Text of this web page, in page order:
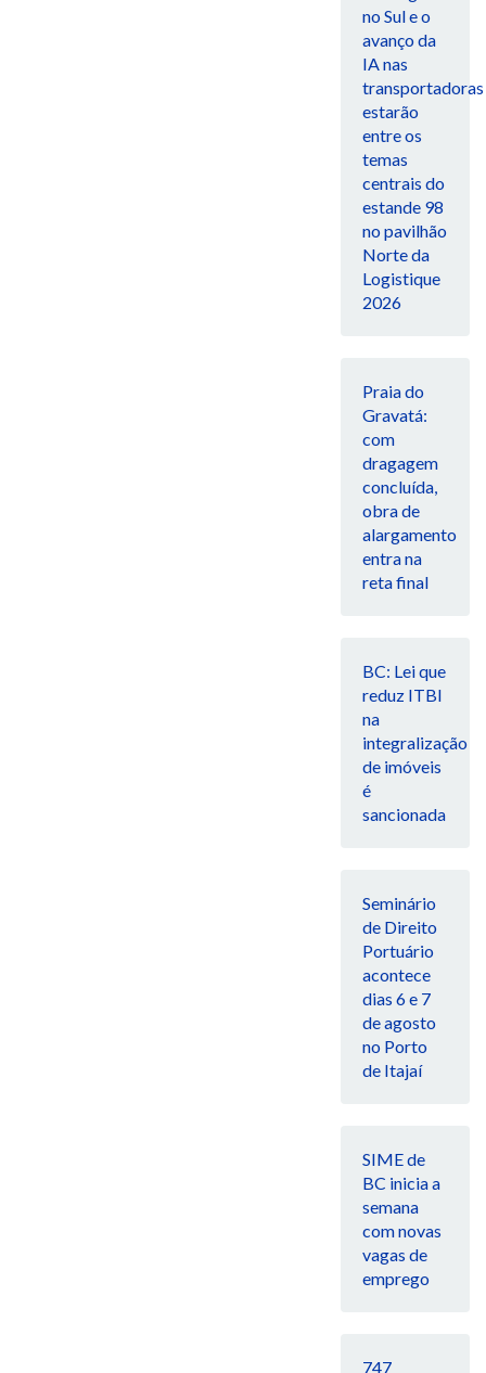
no Sul e o
avanço da
IA nas
transportadoras
estarão
entre os
temas
centrais do
estande 98
no pavilhão
Norte da
Logistique
2026
Praia do
Gravatá:
com
dragagem
concluída,
obra de
alargamento
entra na
reta final
BC: Lei que
reduz ITBI
na
integralização
de imóveis
é
sancionada
Seminário
de Direito
Portuário
acontece
dias 6 e 7
de agosto
no Porto
de Itajaí
SIME de
BC inicia a
semana
com novas
vagas de
emprego
747